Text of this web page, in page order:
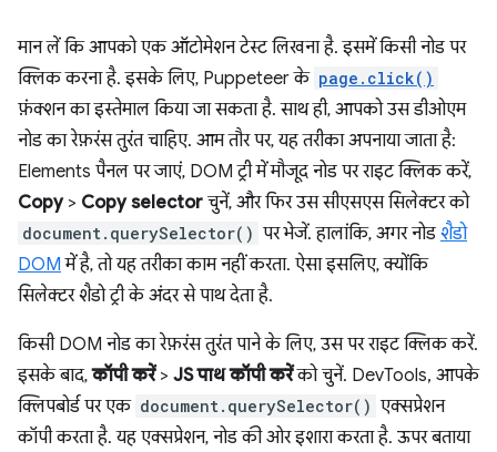
मान लें कि आपको एक ऑटोमेशन टेस्ट लिखना है. इसमें किसी नोड पर
क्लिक करना है. इसके लिए, Puppeteer के page.click()
फ़ंक्शन का इस्तेमाल किया जा सकता है. साथ ही, आपको उस डीओएम
नोड का रेफ़रंस तुरंत चाहिए. आम तौर पर, यह तरीका अपनाया जाता है:
Elements पैनल पर जाएं, DOM ट्री में मौजूद नोड पर राइट क्लिक करें,
Copy> Copy selector चुनें, और फिर उस सीएसएस सिलेक्टर को
document.querySelector() पर भेजें. हालांकि, अगर नोड शैडो
DOM में है, तो यह तरीका काम नहीं करता. ऐसा इसलिए, क्योंकि
सिलेक्टर शैडो ट्री के अंदर से पाथ देता है.
किसी DOM नोड का रेफ़रंस तुरंत पाने के लिए, उस पर राइट क्लिक करें.
इसके बाद,कॉपी करें> JS पाथ कॉपी करेंको चुनें. DevTools, आपके
क्लिपबोर्ड पर एक document.querySelector() एक्सप्रेशन
कॉपी करता है. यह एक्सप्रेशन, नोड की ओर इशारा करता है. ऊपर बताया